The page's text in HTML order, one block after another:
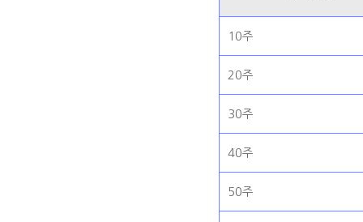
10주
20주
30주
40주
50주